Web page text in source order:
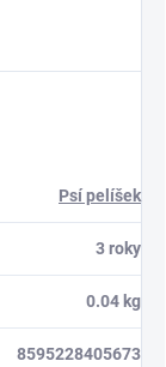
Psí pelíšek
3 roky
0.04 kg
8595228405673